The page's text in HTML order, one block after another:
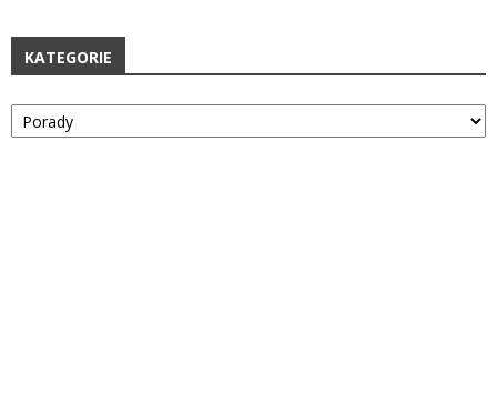
KATEGORIE
Kategorie